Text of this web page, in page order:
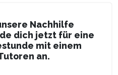
Nachhilfe
dich jetzt für eine
mit einem
an.